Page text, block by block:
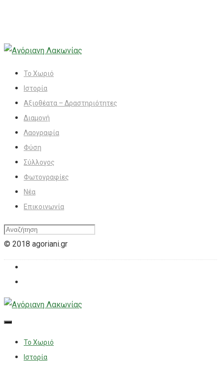
Το Χωριό
Ιστορία
Αξιοθέατα – Δραστηριότητες
Διαμονή
Λαογραφία
Φύση
Σύλλογος
Φωτογραφίες
Νέα
Επικοινωνία
© 2018 agoriani.gr
Το Χωριό
Ιστορία